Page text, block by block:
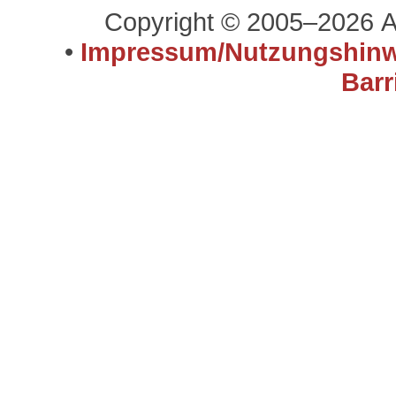
Copyright © 2005–2026
• Impressum/